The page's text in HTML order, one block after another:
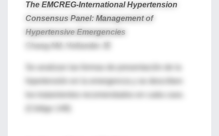
The EMCREG-International Hypertension
Consensus Panel: Management of
Hypertensive Emergencies
Chang AM, Hollander JE
hipertensión en la emergencia y se describen
(Código 148)